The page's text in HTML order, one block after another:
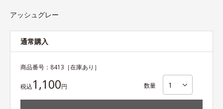
アッシュグレー
通常購入
商品番号： 8413 ［在庫あり］
税込1,100円 数量